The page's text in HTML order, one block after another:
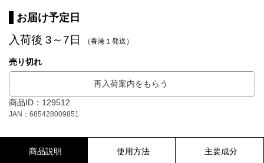
お届け予定日
入荷後 3～7日 （香港１発送）
売り切れ
再入荷案内をもらう
商品ID：129512
JAN：685428009851
商品説明 使用方法 主要成分